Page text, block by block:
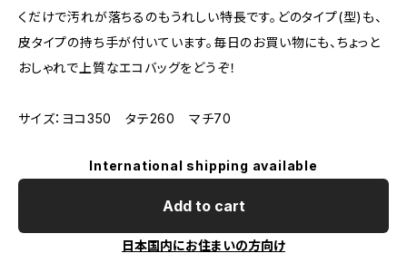
くだけで汚れが落ちるのもうれしい特長です。どのタイプ(型)も、
皮タイプの持ち手が付いています。毎日のお買い物にも、ちょっと
おしゃれで上質なエコバッグをどうぞ！
サイズ：ヨコ350 タテ260 マチ70
International shipping available
Add to cart
日本国内にお住まいの方向け